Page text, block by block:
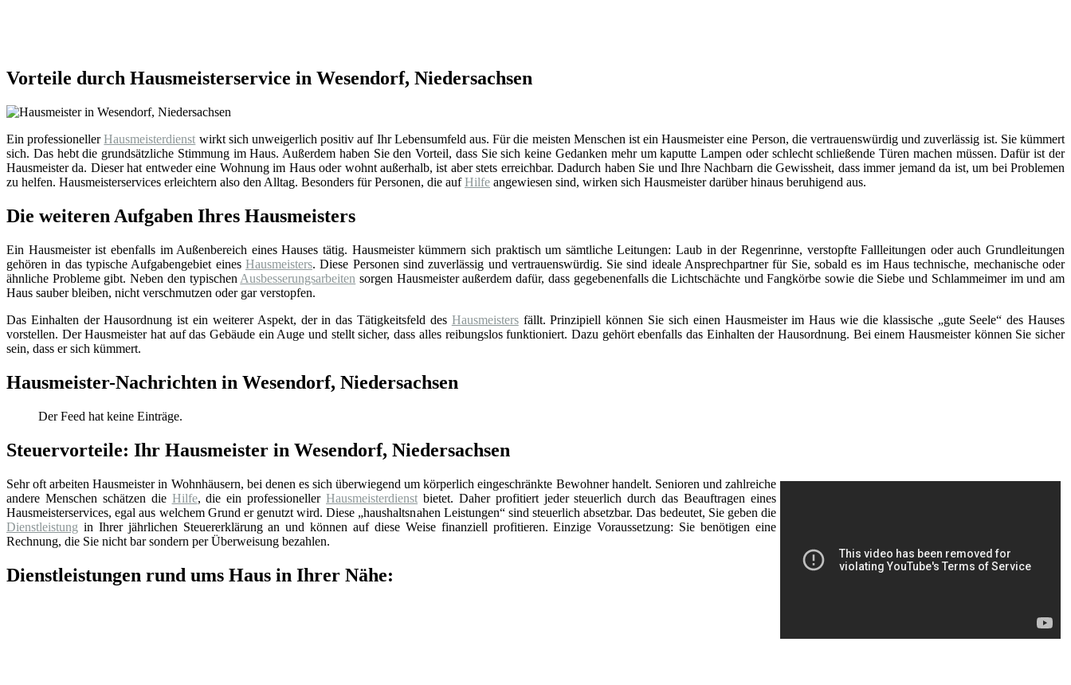
Vorteile durch Hausmeisterservice in Wesendorf, Niedersachsen
Ein professionellerHausmeisterdienst wirkt sich unweigerlich positiv auf Ihr Lebensumfeld aus. Für die meisten Menschen ist ein Hausmeister eine Person, die vertrauenswürdig und zuverlässig ist. Sie kümmert
sich. Das hebt die grundsätzliche Stimmung im Haus. Außerdem haben Sie den Vorteil, dass Sie sich keine Gedanken mehr um kaputte Lampen oder schlecht schließende Türen machen müssen. Dafür ist der
Hausmeister da. Dieser hat entweder eine Wohnung im Haus oder wohnt außerhalb, ist aber stets erreichbar. Dadurch haben Sie und Ihre Nachbarn die Gewissheit, dass immer jemand da ist, um bei Problemen
zu helfen. Hausmeisterservices erleichtern also den Alltag. Besonders für Personen, die aufHilfe angewiesen sind, wirken sich Hausmeister darüber hinaus beruhigend aus.
Die weiteren Aufgaben Ihres Hausmeisters
Ein Hausmeister ist ebenfalls im Außenbereich eines Hauses tätig. Hausmeister kümmern sich praktisch um sämtliche Leitungen: Laub in der Regenrinne, verstopfte Fallleitungen oder auch Grundleitungen
gehören in das typische Aufgabengebiet eines Hausmeisters. Diese Personen sind zuverlässig und vertrauenswürdig. Sie sind ideale Ansprechpartner für Sie, sobald es im Haus technische, mechanische oder
ähnliche Probleme gibt. Neben den typischen Ausbesserungsarbeiten sorgen Hausmeister außerdem dafür, dass gegebenenfalls die Lichtschächte und Fangkörbe sowie die Siebe und Schlammeimer im und am
Haus sauber bleiben, nicht verschmutzen oder gar verstopfen.
Das Einhalten der Hausordnung ist ein weiterer Aspekt, der in das Tätigkeitsfeld des Hausmeistersfällt. Prinzipiell können Sie sich einen Hausmeister im Haus wie die klassische „gute Seele“ des Hauses
vorstellen. Der Hausmeister hat auf das Gebäude ein Auge und stellt sicher, dass alles reibungslos funktioniert. Dazu gehört ebenfalls das Einhalten der Hausordnung. Bei einem Hausmeister können Sie sicher
sein, dass er sich kümmert.
Hausmeister-Nachrichten in Wesendorf, Niedersachsen
Der Feed hat keine Einträge.
Steuervorteile: Ihr Hausmeister in Wesendorf, Niedersachsen
Sehr oft arbeiten Hausmeister in Wohnhäusern, bei denen es sich überwiegend um körperlich eingeschränkte Bewohner handelt. Senioren und zahlreiche
andere Menschen schätzen die Hilfe, die ein professionellerHausmeisterdienst bietet. Daher profitiert jeder steuerlich durch das Beauftragen eines
Hausmeisterservices, egal aus welchem Grund er genutzt wird. Diese „haushaltsnahen Leistungen“ sind steuerlich absetzbar. Das bedeutet, Sie geben die
Dienstleistung in Ihrer jährlichen Steuererklärung an und können auf diese Weise finanziell profitieren. Einzige Voraussetzung: Sie benötigen eine
Rechnung, die Sie nicht bar sondern per Überweisung bezahlen.
Dienstleistungen rund ums Haus in Ihrer Nähe: